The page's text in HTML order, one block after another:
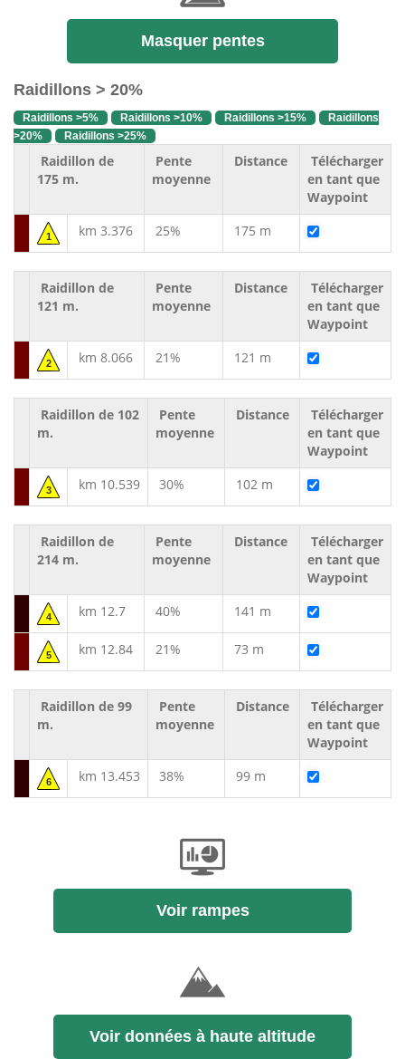
Masquer pentes
Raidillons > 20%
Raidillons >5% Raidillons >10% Raidillons >15%
Raidillons
>20%
Raidillons >25%
Raidillon de
175 m.
Pente
moyenne
Distance
Télécharger
en tant que
Waypoint
1 km 3.376 25% 175 m
Raidillon de
121 m.
Pente
moyenne
Distance
Télécharger
en tant que
Waypoint
2 km 8.066 21% 121 m
Raidillon de 102
m.
Pente
moyenne
Distance
Télécharger
en tant que
Waypoint
3 km 10.539 30% 102 m
Raidillon de
214 m.
Pente
moyenne
Distance
Télécharger
en tant que
Waypoint
4 km 12.7 40% 141 m
5 km 12.84 21% 73 m
Raidillon de 99
m.
Pente
moyenne
Distance
Télécharger
en tant que
Waypoint
6 km 13.453 38% 99 m
Voir rampes
Voir données à haute altitude